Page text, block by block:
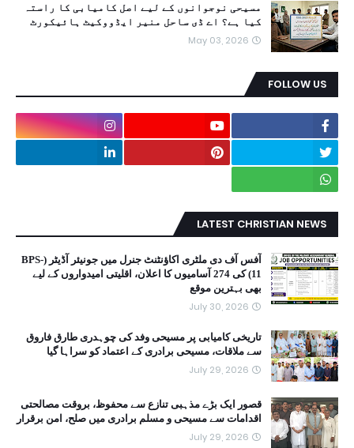
مسیحی نوجوانوں کے لیے اصل کامیابی کا راستہ
کیا ہے؟ اے ڈی ساحل منیر ایڈووکیٹ ہائیکورٹ
May 03, 2026
FOLLOW US
LATEST CHRISTIAN NEWS
آفس آف دی ملٹری اکاؤنٹنٹ جنرل میں جونیئر آڈیٹر (BPS-
11) کی 274 آسامیوں کا اعلان، اقلیتی امیدواروں کے لیے
بھی بہترین موقع
July 30, 2026
تاریخی کامیابی پر مسیحی وفد کی چوہدری طارق فاروق
سے ملاقات، مسیحی برادری کے اعتماد کو سراہا گیا
July 29, 2026
قصور ایک بڑے مذہبی تنازع سے محفوظ، بروقت مصالحتی
اقدامات سے مسیحی و مسلم برادری میں صلح، امن برقرار
July 29, 2026